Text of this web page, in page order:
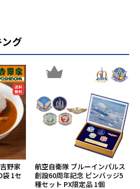
ルートで輸入したもので、すべて公
ケース付き。
グ
野家
袋 1セ
2
航空自衛隊 ブルーインパルス
創設60周年記念 ピンバッジ5
種セット PX限定品 1個